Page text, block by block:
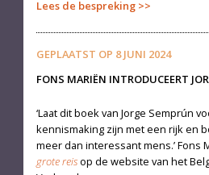
Lees de bespreking
GEPLAATST OP 8 JUNI 2024
FONS MARIËN INTRODUCEERT
‘Laat dit boek van Jorge Semprún
kennismaking zijn met een rijk en
meer dan interessant mens.’ Fons
grote reisop de website van het